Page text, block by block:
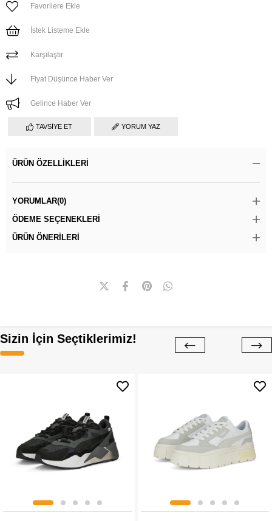
Favorilere Ekle
İstek Listeme Ekle
Karşılaştır
Fiyat Düşünce Haber Ver
Gelince Haber Ver
TAVSIYE ET YORUM YAZ
ÜRÜN ÖZELLIKLERI
YORUMLAR(0)
ÖDEME SEÇENEKLERI
ÜRÜN ÖNERILERI
Sizin İçin Seçtiklerimiz!